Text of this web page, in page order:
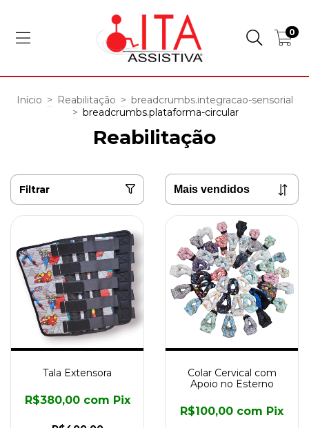
0
Início > Reabilitação > breadcrumbs.integracao-sensorial
> breadcrumbs.plataforma-circular
Reabilitação
Filtrar
Tala Extensora
R$380,00 com Pix
Colar Cervical com
Apoio no Esterno
R$100,00 com Pix